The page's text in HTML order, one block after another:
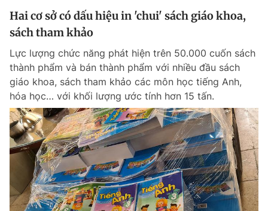
Hai cơ sở có dấu hiệu in 'chui' sách giáo khoa,
sách tham khảo
Lực lượng chức năng phát hiện trên 50.000 cuốn sách
thành phẩm và bán thành phẩm với nhiều đầu sách
giáo khoa, sách tham khảo các môn học tiếng Anh,
hóa học… với khối lượng ước tính hơn 15 tấn.